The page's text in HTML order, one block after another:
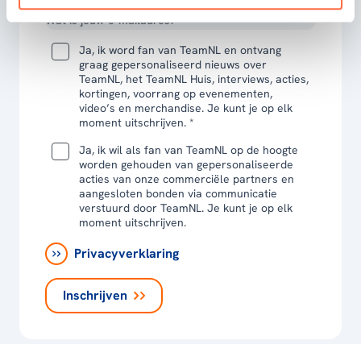
Ja, ik word fan van TeamNL en ontvang
graag gepersonaliseerd nieuws over
TeamNL, het TeamNL Huis, interviews, acties,
kortingen, voorrang op evenementen,
video’s en merchandise. Je kunt je op elk
moment uitschrijven. *
Ja, ik wil als fan van TeamNL op de hoogte
worden gehouden van gepersonaliseerde
acties van onze commerciële partners en
aangesloten bonden via communicatie
verstuurd door TeamNL. Je kunt je op elk
moment uitschrijven.
Privacyverklaring
Inschrijven